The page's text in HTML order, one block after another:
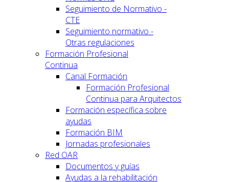
Seguimiento de Normativo -
CTE
Seguimiento normativo -
Otras regulaciones
Formación Profesional
Continua
Canal Formación
Formación Profesional
Continua para Arquitectos
Formación específica sobre
ayudas
Formación BIM
Jornadas profesionales
Red OAR
Documentos y guías
Ayudas a la rehabilitación